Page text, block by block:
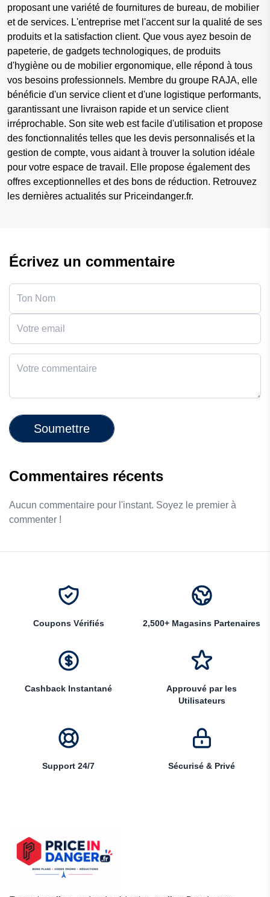
proposant une variété de fournitures de bureau, de mobilier
et de services. L'entreprise met l'accent sur la qualité de ses
produits et la satisfaction client. Que vous ayez besoin de
papeterie, de gadgets technologiques, de produits
d'hygiène ou de mobilier ergonomique, elle répond à tous
vos besoins professionnels. Membre du groupe RAJA, elle
bénéficie d'un service client et d'une logistique performants,
garantissant une livraison rapide et un service client
irréprochable. Son site web est facile d'utilisation et propose
des fonctionnalités telles que les devis personnalisés et la
gestion de compte, vous aidant à trouver la solution idéale
pour votre espace de travail. Elle propose également des
offres exceptionnelles et des bons de réduction. Retrouvez
les dernières actualités sur Priceindanger.fr.
Écrivez un commentaire
Soumettre
Commentaires récents
Aucun commentaire pour l'instant. Soyez le premier à
commenter !
Coupons Vérifiés 2,500+ Magasins Partenaires
Cashback Instantané
Approuvé par les
Utilisateurs
Support 24/7 Sécurisé & Privé